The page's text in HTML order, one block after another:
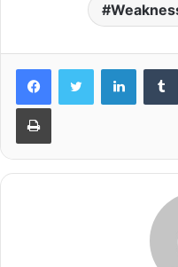
LinkedIn
Print